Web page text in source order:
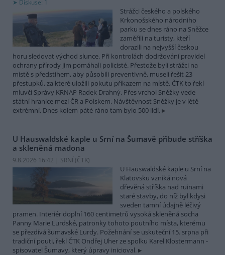
Diskuse: 1
Strážci českého a polského
Krkonošského národního
parku se dnes ráno na Sněžce
zaměřili na turisty, kteří
dorazili na nejvyšší českou
horu sledovat východ slunce. Při kontrolách dodržování pravidel
ochrany přírody jim pomáhali policisté. Přestože byli strážci na
místě s předstihem, aby působili preventivně, museli řešit 23
přestupků, za které uložili pokutu příkazem na místě. ČTK to řekl
mluvčí Správy KRNAP Radek Drahný. Přes vrchol Sněžky vede
státní hranice mezi ČR a Polskem. Návštěvnost Sněžky je v létě
extrémní. Dnes kolem páté ráno tam bylo 500 lidí.
U Hauswaldské kaple u Srní na Šumavě přibude stříška
a skleněná madona
9.8.2026 16:42 | SRNÍ (ČTK)
U Hauswaldské kaple u Srní na
Klatovsku vzniká nová
dřevěná stříška nad ruinami
staré stavby, do níž byl kdysi
sveden tamní údajně léčivý
pramen. Interiér doplní 160 centimetrů vysoká skleněná socha
Panny Marie Lurdské, patronky tohoto poutního místa, kterému
se přezdívá šumavské Lurdy. Požehnání se uskuteční 15. srpna při
tradiční pouti, řekl ČTK Ondřej Uher ze spolku Karel Klostermann -
spisovatel Šumavy, který úpravy inicioval.